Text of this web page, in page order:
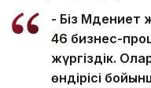
- Біз Мәдениет
46 бизнес-
жүргіздік.
өндірісі